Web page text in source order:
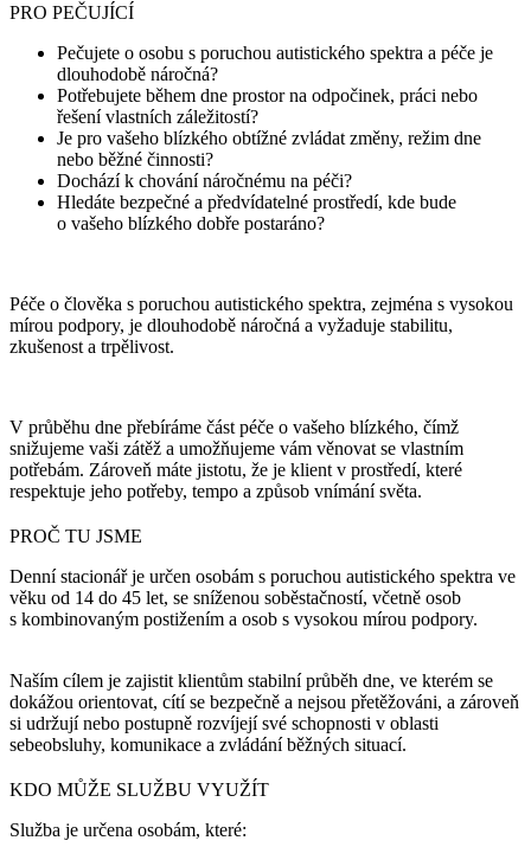
PRO PEČUJÍCÍ
Pečujete o osobu s poruchou autistického spektra a péče je
dlouhodobě náročná?
Potřebujete během dne prostor na odpočinek, práci nebo
řešení vlastních záležitostí?
Je pro vašeho blízkého obtížné zvládat změny, režim dne
nebo běžné činnosti?
Dochází k chování náročnému na péči?
Hledáte bezpečné a předvídatelné prostředí, kde bude
o vašeho blízkého dobře postaráno?
Péče o člověka s poruchou autistického spektra, zejména s vysokou
mírou podpory, je dlouhodobě náročná a vyžaduje stabilitu,
zkušenost a trpělivost.
V průběhu dne přebíráme část péče o vašeho blízkého, čímž
snižujeme vaši zátěž a umožňujeme vám věnovat se vlastním
potřebám. Zároveň máte jistotu, že je klient v prostředí, které
respektuje jeho potřeby, tempo a způsob vnímání světa.
PROČ TU JSME
Denní stacionář je určen osobám s poruchou autistického spektra ve
věku od 14 do 45 let, se sníženou soběstačností, včetně osob
s kombinovaným postižením a osob s vysokou mírou podpory.
Naším cílem je zajistit klientům stabilní průběh dne, ve kterém se
dokážou orientovat, cítí se bezpečně a nejsou přetěžováni, a zároveň
si udržují nebo postupně rozvíjejí své schopnosti v oblasti
sebeobsluhy, komunikace a zvládání běžných situací.
KDO MŮŽE SLUŽBU VYUŽÍT
Služba je určena osobám, které: